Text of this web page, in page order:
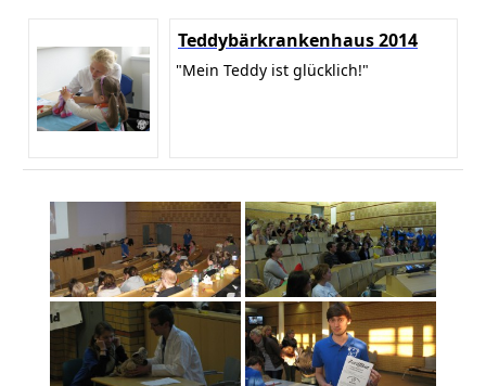
Teddybärkrankenhaus 2014
"Mein Teddy ist glücklich!"